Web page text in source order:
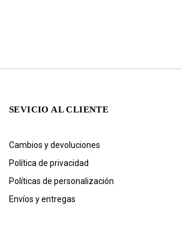
SEVICIO AL CLIENTE
Cambios y devoluciones
Política de privacidad
Políticas de personalización
Envíos y entregas